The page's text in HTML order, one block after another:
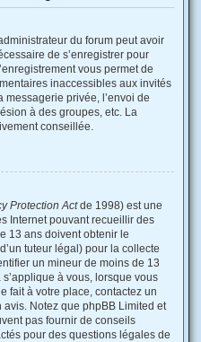
du forum peut avoir
de s’enregistrer pour
vous permet de
inaccessibles aux invités
privée, l’envoi de
à des groupes, etc. La
conseillée.
Protection Actde 1998) est une
Internet pouvant recueillir des
13 ans doivent obtenir le
tuteur légal) pour la collecte
un mineur de moins de 13
à vous, lorsque vous
fait à votre place, contactez un
Notez que phpBB Limited et
pas fournir de conseils
pour des questions légales de